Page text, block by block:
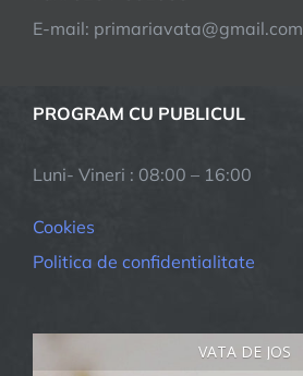
E-mail: primariavata@gmail.com
PROGRAM CU PUBLICUL
Luni- Vineri : 08:00 – 16:00
Cookies
Politica de confidentialitate
VATA DE JOS